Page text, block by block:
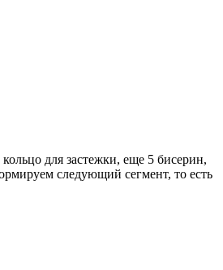
для застежки, еще 5 бисерин,
следующий сегмент, то есть